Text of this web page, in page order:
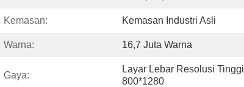
Kemasan: Kemasan Industri Asli
Warna: 16,7 Juta Warna
Gaya:
Layar Lebar Resolusi Tinggi
800*1280